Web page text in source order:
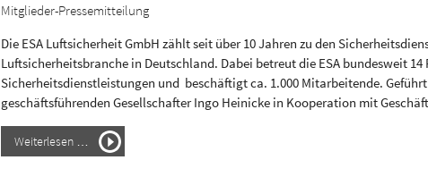
Mitglieder-Pressemitteilung
Die ESA Luftsicherheit GmbH zählt seit über 10 Jahren zu den
Luftsicherheitsbranche in Deutschland. Dabei betreut die ESA bundesweit
Sicherheitsdienstleistungen und beschäftigt ca. 1.000 Mitarbeitende.
geschäftsführenden Gesellschafter Ingo Heinicke in Kooperation mit
Weiterlesen …